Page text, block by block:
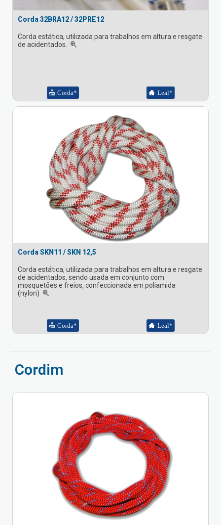
Corda 32BRA12 / 32PRE12
Corda estática, utilizada para trabalhos em altura e resgate
de acidentados.
Corda* Leal*
Corda SKN11 / SKN 12,5
Corda estática, utilizada para trabalhos em altura e resgate
de acidentados, sendo usada em conjunto com
mosquetões e freios, confeccionada em poliamida
(nylon)
Corda* Leal*
Cordim